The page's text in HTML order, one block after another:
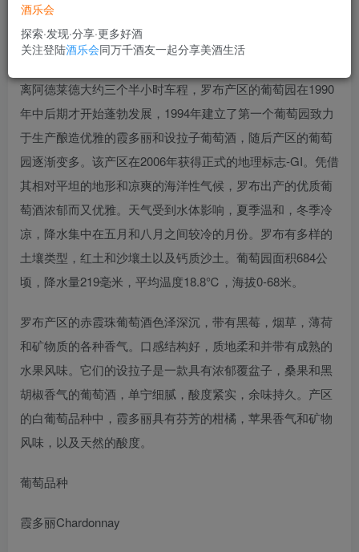
罗布产区位于乌克韦恩 (Woakwine Range) 山脉东面的罗布
离阿德莱德大约三个半小时车程，罗布产区的葡萄园在1990
年中后期才开始蓬勃发展，1994年建立了第一个葡萄园致力
于生产酿造优雅的霞多丽和设拉子葡萄酒，随后产区的葡萄
园逐渐变多。该产区在2006年获得正式的地理标志-GI。凭借
其相对平坦的地形和凉爽的海洋性气候，罗布出产的优质葡
萄酒浓郁而又优雅。天气受到水体影响，夏季温和，冬季冷
凉，降水集中在五月和八月之间较冷的月份。罗布有多样的
土壤类型，红土和沙壤土以及钙质沙土。葡萄园面积684公
顷，降水量219毫米，平均温度18.8℃，海拔0-68米。
罗布产区的赤霞珠葡萄酒色泽深沉，带有黑莓，烟草，薄荷
和矿物质的各种香气。口感结构好，质地柔和并带有成熟的
水果风味。它们的设拉子是一款具有浓郁覆盆子，桑果和黑
胡椒香气的葡萄酒，单宁细腻，酸度紧实，余味持久。产区
的白葡萄品种中，霞多丽具有芬芳的柑橘，苹果香气和矿物
风味，以及天然的酸度。
葡萄品种
霞多丽Chardonnay
酒乐会
探索·发现·分享·更多好酒
关注登陆酒乐会同万千酒友一起分享美酒生活